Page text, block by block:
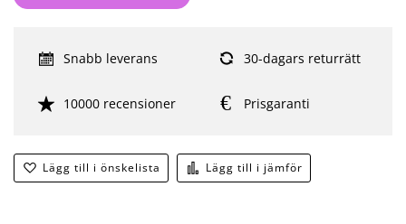
Lägg till i önskelista Lägg till i jämför
Snabb leverans 30-dagars returrätt
10000 recensioner Prisgaranti